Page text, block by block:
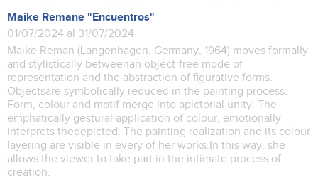
Maike Remane "Encuentros"
01/07/2024 al 31/07/2024
Maike Reman (Langenhagen, Germany, 1964) moves formally
and stylistically betweenan object-free mode of
representation and the abstraction of figurative forms.
Objectsare symbolically reduced in the painting process.
Form, colour and motif merge into apictorial unity. The
emphatically gestural application of colour, emotionally
interprets thedepicted. The painting realization and its colour
layering are visible in every of her works.In this way, she
allows the viewer to take part in the intimate process of
creation.